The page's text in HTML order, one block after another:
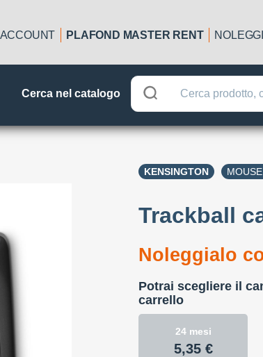
PLAFOND MASTER RENT
Cerca nel catalogo
KENSINGTON
Trackball
Noleggialo
Potrai scegliere il
carrello
24 mesi
5,35 €